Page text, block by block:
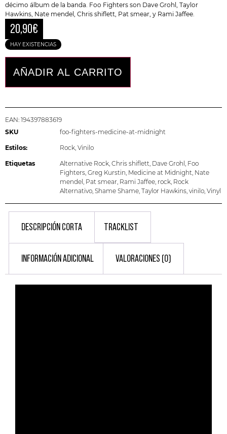
décimo álbum de la banda. Foo Fighters son Dave Grohl
, Taylor
Hawkins, Nate mendel, Chris shiflett, Pat smear, y Rami Jaffee.
20,90€
HAY EXISTENCIAS
AÑADIR AL CARRITO
EAN: 194397883619
SKU
foo-fighters-medicine-at-midnight
Estilos: Rock, Vinilo
Etiquetas Alternative Rock, Chris shiflett, Dave Grohl , Foo
Fighters, Greg Kurstin, Medicine at Midnight, Nate
mendel , Pat smear, Rami Jaffee, rock, Rock
Alternativo, Shame Shame, Taylor Hawkins, vinilo, Vinyl
DESCRIPCIÓN CORTA TRACKLIST
INFORMACIÓN ADICIONAL VALORACIONES (0)